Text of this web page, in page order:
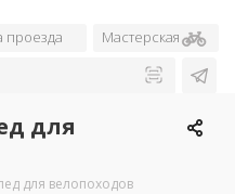
проезда Мастерская
для
для велопоходов